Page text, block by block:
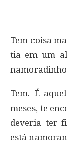
Tem coisa
tia em um
Tem. É
meses, te
deveria ter
está